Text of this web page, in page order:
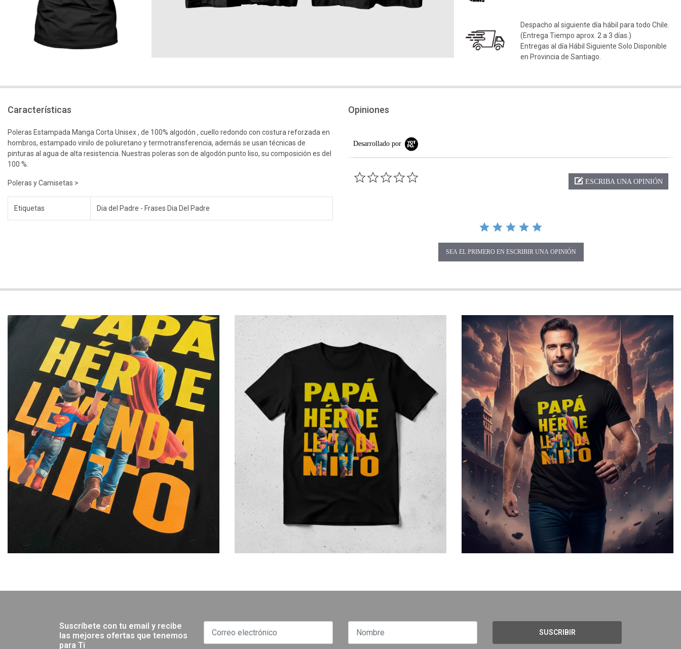
Despacho al siguiente día hábil para todo Chile.
(Entrega Tiempo aprox. 2 a 3 días.)
Entregas al día Hábil Siguiente Solo Disponible
en Provincia de Santiago.
Características
Poleras Estampada Manga Corta Unisex , de 100% algodón , cuello redondo con costura reforzada en
hombros, estampado vinilo de poliuretano y termotransferencia, además se usan técnicas de
pinturas al agua de alta resistencia. Nuestras poleras son de algodón punto liso, su composición es del
100 %.
Poleras y Camisetas >
Etiquetas Dia del Padre - Frases Dia Del Padre
Opiniones
Desarrollado por
ESCRIBA UNA OPINIÓN
SEA EL PRIMERO EN ESCRIBIR UNA OPINIÓN
Suscríbete con tu email y recibe
las mejores ofertas que tenemos
para Ti
SUSCRIBIR